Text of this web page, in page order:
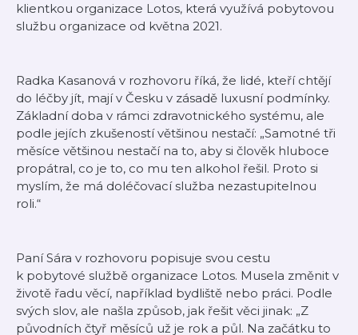
klientkou organizace Lotos, která využívá pobytovou
službu organizace od května 2021.
Radka Kasanová v rozhovoru říká, že lidé, kteří chtějí
do léčby jít, mají v Česku v zásadě luxusní podmínky.
Základní doba v rámci zdravotnického systému, ale
podle jejích zkušeností většinou nestačí: „Samotné tři
měsíce většinou nestačí na to, aby si člověk hluboce
propátral, co je to, co mu ten alkohol řešil. Proto si
myslím, že má doléčovací služba nezastupitelnou
roli.“
Paní Sára v rozhovoru popisuje svou cestu
k pobytové službě organizace Lotos. Musela změnit v
životě řadu věcí, například bydliště nebo práci. Podle
svých slov, ale našla způsob, jak řešit věci jinak: „Z
původních čtyř měsíců už je rok a půl. Na začátku to